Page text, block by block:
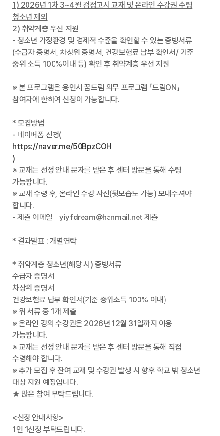
1) 2026년 1차 3~4월 검정고시 교재 및 온라인 수강권 수령
청소년 제외
2) 취약계층 우선 지원
- 청소년 가정환경 및 경제적 수준을 확인할 수 있는 증빙서류
(수급자 증명서, 차상위 증명서, 건강보험료 납부 확인서/ 기준
중위 소득 100%이내 등) 확인 후 취약계층 우선 지원
※ 본 프로그램은 용인시 꿈드림 의무 프로그램 「드림ON」
참여자에 한하여 신청이 가능합니다.
* 모집방법
- 네이버폼 신청(
https://naver.me/50BpzCOH
)
※ 교재는 선정 안내 문자를 받은 후 센터 방문을 통해 수령
가능합니다.
※ 교재 수령 후, 온라인 수강 사진(뒷모습도 가능) 보내주셔야
합니다.
- 제출 이메일 : yiyfdream@hanmail.net 제출
* 결과발표 : 개별연락
* 취약계층 청소년(해당 시) 증빙서류
수급자 증명서
차상위 증명서
건강보험료 납부 확인서(기준 중위소득 100% 이내)
※ 위 서류 중 1개 제출
※ 온라인 강의 수강권은 2026년 12월 31일까지 이용
가능합니다.
※ 교재는 선정 안내 문자를 받은 후 센터 방문을 통해 직접
수령해야 합니다.
※ 추가 모집 후 잔여 교재 및 수강권 발생 시 향후 학교 밖 청소년
대상 지원 예정입니다.
★ 많은 참여 부탁드립니다.
<신청 안내사항>
1인 1신청 부탁드립니다.